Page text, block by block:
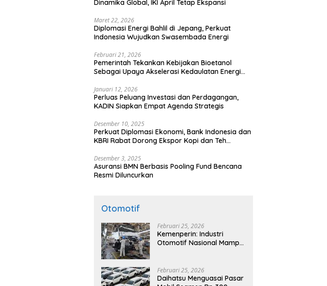
Dinamika Global, IKI April Tetap Ekspansi
Maret 22, 2026
Diplomasi Energi Bahlil di Jepang, Perkuat
Indonesia Wujudkan Swasembada Energi
Februari 21, 2026
Pemerintah Tekankan Kebijakan Bioetanol
Sebagai Upaya Akselerasi Kedaulatan Energi
Januari 12, 2026
Perluas Peluang Investasi dan Perdagangan,
KADIN Siapkan Empat Agenda Strategis
Desember 10, 2025
Perkuat Diplomasi Ekonomi, Bank Indonesia dan
KBRI Rabat Dorong Ekspor Kopi dan Teh
Desember 3, 2025
Asuransi BMN Berbasis Pooling Fund Bencana
Resmi Diluncurkan
Otomotif
Februari 25, 2026
Kemenperin: Industri
Otomotif Nasional Mampu
Februari 25, 2026
Daihatsu Menguasai Pasar